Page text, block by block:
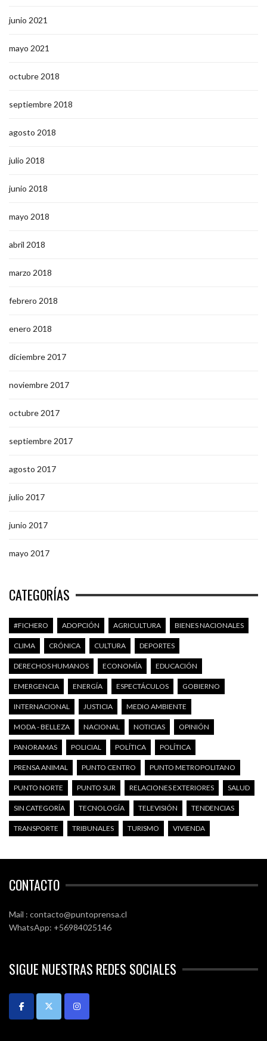
junio 2021
mayo 2021
octubre 2018
septiembre 2018
agosto 2018
julio 2018
junio 2018
mayo 2018
abril 2018
marzo 2018
febrero 2018
enero 2018
diciembre 2017
noviembre 2017
octubre 2017
septiembre 2017
agosto 2017
julio 2017
junio 2017
mayo 2017
CATEGORÍAS
#FICHERO ADOPCIÓN AGRICULTURA BIENES NACIONALES
CLIMA CRÓNICA CULTURA DEPORTES
DERECHOS HUMANOS ECONOMÍA EDUCACIÓN
EMERGENCIA ENERGÍA ESPECTÁCULOS GOBIERNO
INTERNACIONAL JUSTICIA MEDIO AMBIENTE
MODA - BELLEZA NACIONAL NOTICIAS OPINIÓN
PANORAMAS POLICIAL POLÍTICA POLÍTICA
PRENSA ANIMAL PUNTO CENTRO PUNTO METROPOLITANO
PUNTO NORTE PUNTO SUR RELACIONES EXTERIORES SALUD
SIN CATEGORÍA TECNOLOGÍA TELEVISIÓN TENDENCIAS
TRANSPORTE TRIBUNALES TURISMO VIVIENDA
CONTACTO
Mail : contacto@puntoprensa.cl
WhatsApp: +56984025146
SIGUE NUESTRAS REDES SOCIALES